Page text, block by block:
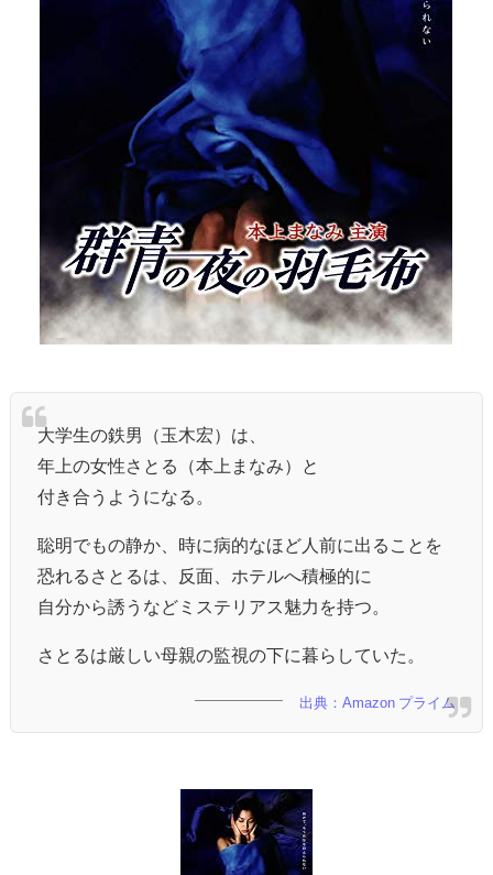
大学生の鉄男（玉木宏）は、
年上の女性さとる（本上まなみ）と
付き合うようになる。
聡明でもの静か、時に病的なほど人前に出ることを
恐れるさとるは、反面、ホテルへ積極的に
自分から誘うなどミステリアス魅力を持つ。
さとるは厳しい母親の監視の下に暮らしていた。
出典：Amazon プライム